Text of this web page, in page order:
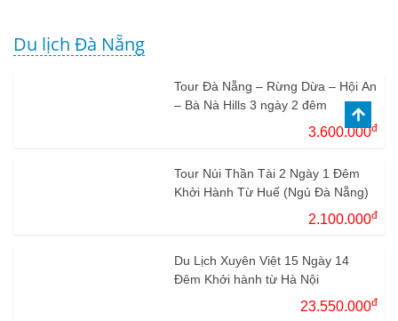
Du lịch Đà Nẵng
Tour Đà Nẵng – Rừng Dừa – Hội An
– Bà Nà Hills 3 ngày 2 đêm
3.600.000đ
Tour Núi Thần Tài 2 Ngày 1 Đêm
Khởi Hành Từ Huế (Ngủ Đà Nẵng)
2.100.000đ
Du Lịch Xuyên Việt 15 Ngày 14
Đêm Khởi hành từ Hà Nội
23.550.000đ